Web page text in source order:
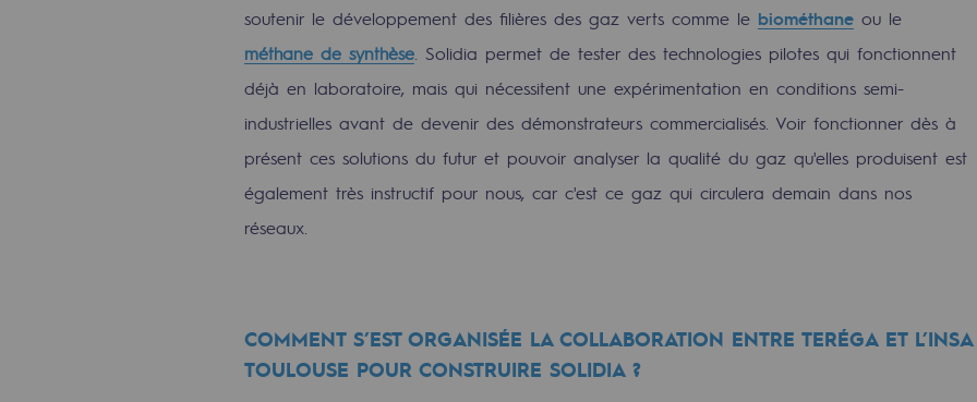
Espace pédagogique
2050 : un monde d’énergies renouvelables et bas carbone
Objectif Hydrogène
CCUS Objectif Zéro CO2
Objectif Biométhane
Acteur engagé
soutenir le développement des filières des gaz verts comme le biométhane ou le
méthane de synthèse . Solidia permet de tester des technologies pilotes qui fonctionnent
déjà en laboratoire, mais qui nécessitent une expérimentation en conditions semi-
industrielles avant de devenir des démonstrateurs commercialisés. Voir fonctionner dès à
présent ces solutions du futur et pouvoir analyser la qualité du gaz qu'elles produisent est
également très instructif pour nous, car c'est ce gaz qui circulera demain dans nos
réseaux.
COMMENT S’EST ORGANISÉE LA COLLABORATION ENTRE TERÉGA ET L’INSA
TOULOUSE POUR CONSTRUIRE SOLIDIA ?